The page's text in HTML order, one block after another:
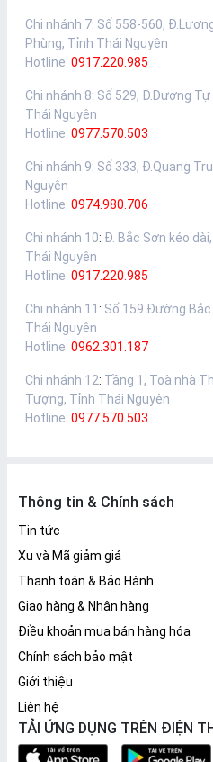
Chi nhánh 7: Số 558-560,
Phùng, Tỉnh Thái Nguyên
Hotline: 0917.220.985
Chi nhánh 8: Số 529, Đ.Dương Tự
Thái Nguyên
Hotline: 0977.570.503
Chi nhánh 9: Số 333, Đ.Quang
Nguyên
Hotline: 0974.980.706
Chi nhánh 10: Đ. Bắc Sơn kéo
Thái Nguyên
Hotline: 0917.220.985
Chi nhánh 11 : Số 159 Đường Bắc
Thái Nguyên
Hotline: 0962.301.187
Chi nhánh 12: Tầng 1, Toà nhà
Tượng, Tỉnh Thái Nguyên
Hotline: 0977.570.503
Thông tin & Chính sách
Tin tức
Xu và Mã giảm giá
Thanh toán & Bảo Hành
Giao hàng & Nhận hàng
Điều khoản mua bán hàng hóa
Chính sách bảo mật
Giới thiệu
Liên hệ
TẢI ỨNG DỤNG TRÊN ĐIỆN